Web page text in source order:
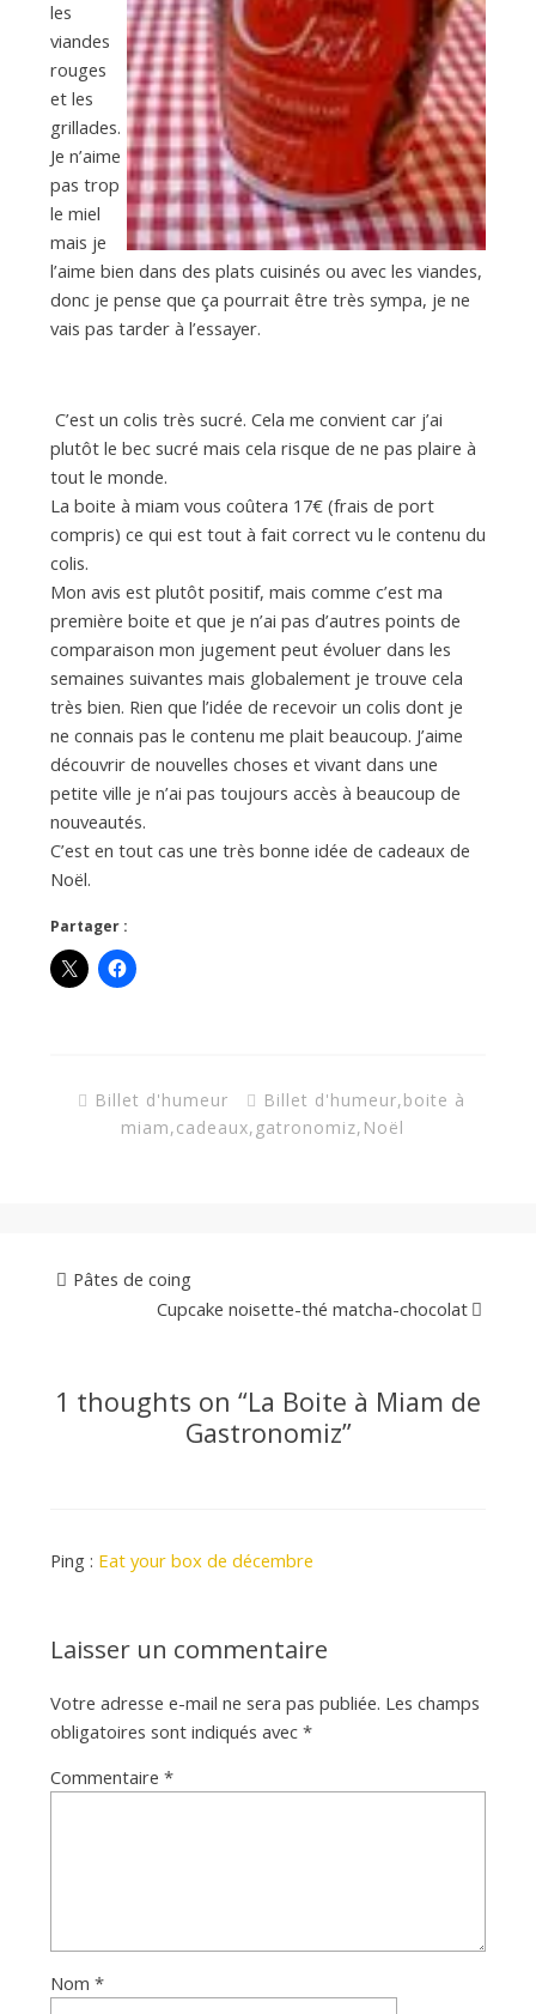
les
viandes
rouges
et les
grillades.
Je n’aime
pas trop
le miel
mais je
l’aime bien dans des plats cuisinés ou avec les viandes,
donc je pense que ça pourrait être très sympa, je ne
vais pas tarder à l’essayer.
C’est un colis très sucré. Cela me convient car j’ai
plutôt le bec sucré mais cela risque de ne pas plaire à
tout le monde.
La boite à miam vous coûtera 17€ (frais de port
compris) ce qui est tout à fait correct vu le contenu du
colis.
Mon avis est plutôt positif, mais comme c’est ma
première boite et que je n’ai pas d’autres points de
comparaison mon jugement peut évoluer dans les
semaines suivantes mais globalement je trouve cela
très bien. Rien que l’idée de recevoir un colis dont je
ne connais pas le contenu me plait beaucoup. J’aime
découvrir de nouvelles choses et vivant dans une
petite ville je n’ai pas toujours accès à beaucoup de
nouveautés.
C’est en tout cas une très bonne idée de cadeaux de
Noël.
Partager :
Billet d'humeur Billet d'humeur,boite à
miam,cadeaux, gatronomiz, Noël
Pâtes de coing
Cupcake noisette-thé matcha-chocolat
1 thoughts on “La Boite à Miam de
Gastronomiz”
Ping : Eat your box de décembre
Laisser un commentaire
Votre adresse e-mail ne sera pas publiée. Les champs
obligatoires sont indiqués avec *
Commentaire *
Nom *